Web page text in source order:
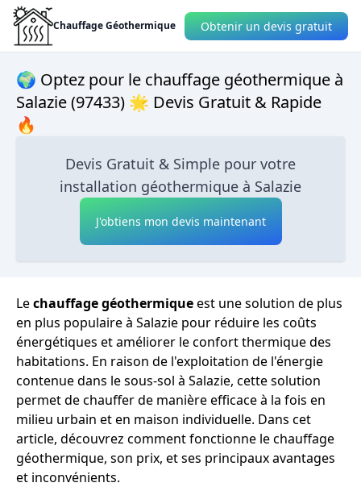
Chauffage Géothermique Obtenir un devis gratuit
🌍 Optez pour le chauffage géothermique à
Salazie (97433) 🌟 Devis Gratuit & Rapide
🔥
Devis Gratuit & Simple pour votre
installation géothermique à Salazie
J'obtiens mon devis maintenant
Lechauffage géothermiqueest une solution de plus
en plus populaire à Salazie pour réduire les coûts
énergétiques et améliorer le confort thermique des
habitations. En raison de l'exploitation de l'énergie
contenue dans le sous-sol à Salazie, cette solution
permet de chauffer de manière efficace à la fois en
milieu urbain et en maison individuelle. Dans cet
article, découvrez comment fonctionne le chauffage
géothermique, son prix, et ses principaux avantages
et inconvénients.